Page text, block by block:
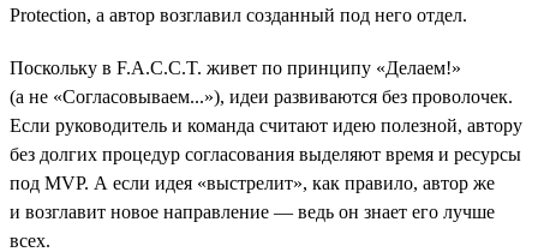
Protection, а автор возглавил созданный под него отдел.
Поскольку в F.A.C.C.T. живет по принципу «Делаем!»
(а не «Согласовываем...»), идеи развиваются без проволочек.
Если руководитель и команда считают идею полезной, автору
без долгих процедур согласования выделяют время и ресурсы
под MVP. А если идея «выстрелит», как правило, автор же
и возглавит новое направление — ведь он знает его лучше
всех.